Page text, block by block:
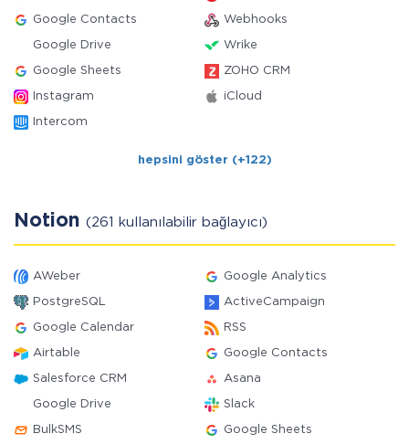
Google Contacts Webhooks
Google Drive Wrike
Google Sheets ZOHO CRM
Instagram iCloud
Intercom
hepsini göster (+122)
Notion (261 kullanılabilir bağlayıcı)
AWeber Google Analytics
PostgreSQL ActiveCampaign
Google Calendar RSS
Airtable Google Contacts
Salesforce CRM Asana
Google Drive Slack
BulkSMS Google Sheets